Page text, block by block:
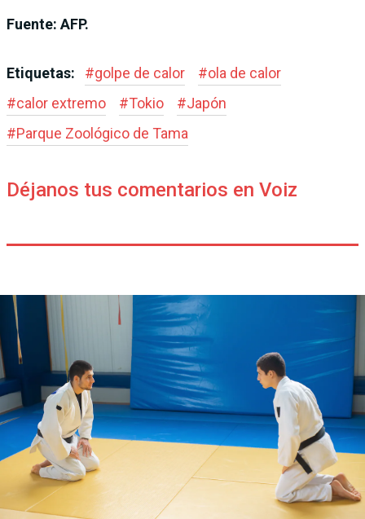
Fuente: AFP.
Etiquetas: #golpe de calor #ola de calor
#calor extremo #Tokio #Japón
#Parque Zoológico de Tama
Déjanos tus comentarios en Voiz